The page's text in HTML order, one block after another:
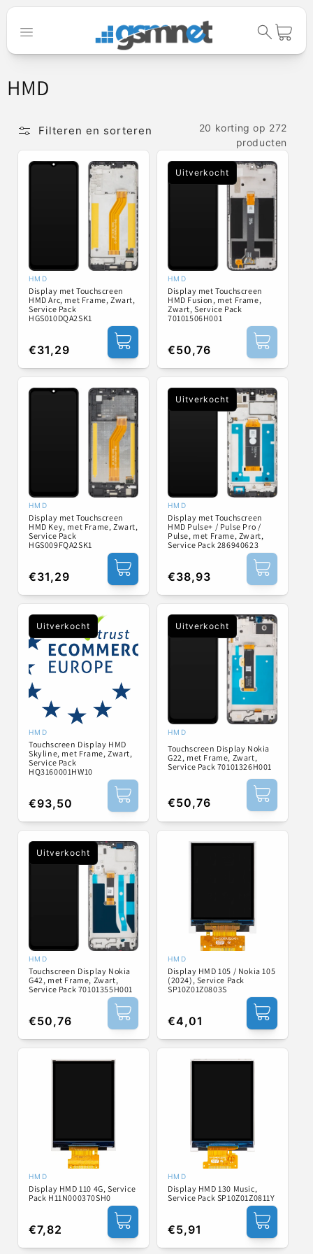
Meteen naar
C
HMD
Filteren en sorteren
20 korting op 272
producten
Verkoper:
HMD
Display met Touchscreen
HMD Arc, met Frame, Zwart,
Service Pack
HGS010DQA2SK1
Normale
prijs
€31,29
Uitverkocht
Verkoper:
HMD
Display met Touchscreen
HMD Fusion, met Frame,
Zwart, Service Pack
70101506H001
Normale
prijs
€50,76
Verkoper:
HMD
Display met Touchscreen
HMD Key, met Frame, Zwart,
Service Pack
HGS009FQA2SK1
Normale
prijs
€31,29
Uitverkocht
Verkoper:
HMD
Display met Touchscreen
HMD Pulse+ / Pulse Pro /
Pulse, met Frame, Zwart,
Service Pack 286940623
Normale
prijs
€38,93
Uitverkocht
Verkoper:
HMD
Touchscreen Display HMD
Skyline, met Frame, Zwart,
Service Pack
HQ3160001HW10
Normale
prijs
€93,50
Uitverkocht
Verkoper:
HMD
Touchscreen Display Nokia
G22, met Frame, Zwart,
Service Pack 70101326H001
Normale
prijs
€50,76
Uitverkocht
Verkoper:
HMD
Touchscreen Display Nokia
G42, met Frame, Zwart,
Service Pack 70101355H001
Normale
prijs
€50,76
Verkoper:
HMD
Display HMD 105 / Nokia 105
(2024), Service Pack
SP10Z01Z0803S
Normale
prijs
€4,01
Verkoper:
HMD
Display HMD 110 4G, Service
Pack H11N000370SH0
Normale
prijs
€7,82
Verkoper:
HMD
Display HMD 130 Music,
Service Pack SP10Z01Z0811Y
Normale
prijs
€5,91